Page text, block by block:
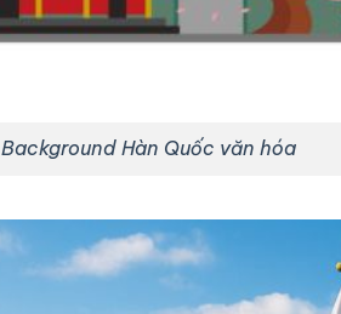
Background Hàn Quốc văn hóa